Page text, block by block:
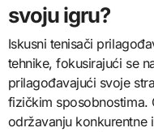
svoju igru?
Iskusni tenisači
tehnike, fokusirajući se
prilagođavajući svoje
fizičkim sposobnostima.
održavanju